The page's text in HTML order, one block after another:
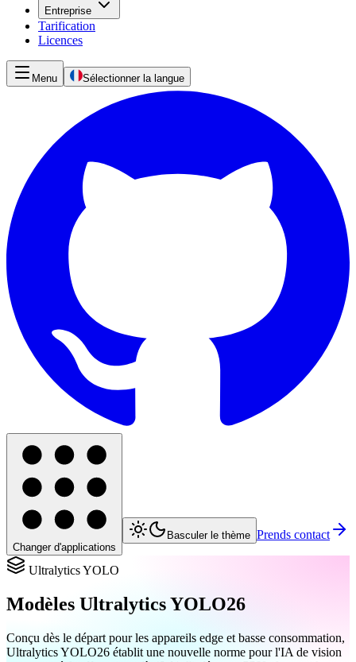
Entreprise
Tarification
Licences
Menu Sélectionner la langue
Changer d'applications
Basculer le thème Prends contact
Ultralytics YOLO
Modèles Ultralytics YOLO26
Conçu dès le départ pour les appareils edge et basse consommation,
Ultralytics YOLO26 établit une nouvelle norme pour l'IA de vision